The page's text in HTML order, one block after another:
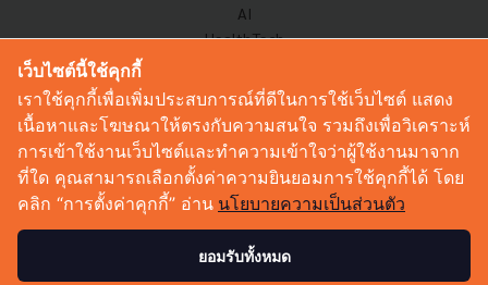
AI
HealthTech
Corp Innov
Saucy Thoughts
Based On
Sustainable
Videos
Podcast
เว็บไซต์นี้ใช้คุกกี้
เราใช้คุกกี้เพื่อเพิ่มประสบการณ์ที่ดีในการใช้เว็บไซต์ แสดง
เนื้อหาและโฆษณาให้ตรงกับความสนใจ รวมถึงเพื่อวิเคราะห์
การเข้าใช้งานเว็บไซต์และทำความเข้าใจว่าผู้ใช้งานมาจาก
ที่ใด คุณสามารถเลือกตั้งค่าความยินยอมการใช้คุกกี้ได้ โดย
คลิก “การตั้งค่าคุกกี้” อ่าน นโยบายความเป็นส่วนตัว
ยอมรับทั้งหมด